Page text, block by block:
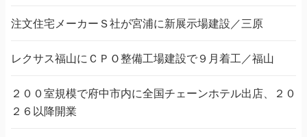
注文住宅メーカーＳ社が宮浦に新展示場建設／三原
レクサス福山にＣＰＯ整備工場建設で９月着工／福山
２００室規模で府中市内に全国チェーンホテル出店、２０
２６以降開業